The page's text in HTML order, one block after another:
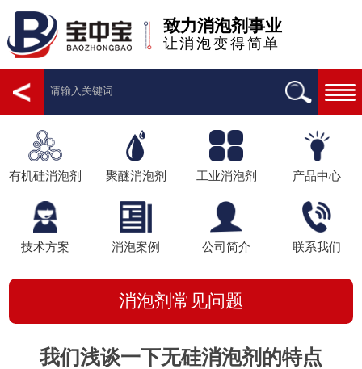
致力消泡剂事业
让消泡变得简单
有机硅消泡剂 聚醚消泡剂 工业消泡剂 产品中心
技术方案 消泡案例 公司简介 联系我们
消泡剂常见问题
我们浅谈一下无硅消泡剂的特点